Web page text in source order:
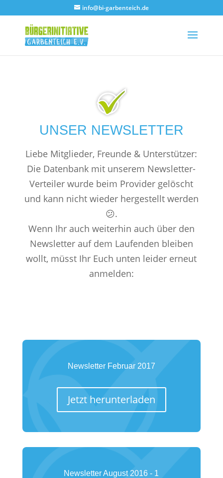
info@bi-garbenteich.de
UNSER NEWSLETTER
Liebe Mitglieder, Freunde & Unterstützer:
Die Datenbank mit unserem Newsletter-
Verteiler wurde beim Provider gelöscht
und kann nicht wieder hergestellt werden
😕.
Wenn Ihr auch weiterhin auch über den
Newsletter auf dem Laufenden bleiben
wollt, müsst Ihr Euch unten leider erneut
anmelden:
Newsletter Februar 2017
Jetzt herunterladen
Newsletter August 2016 - 1